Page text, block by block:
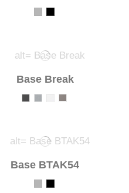
Base Break
Base BTAK54